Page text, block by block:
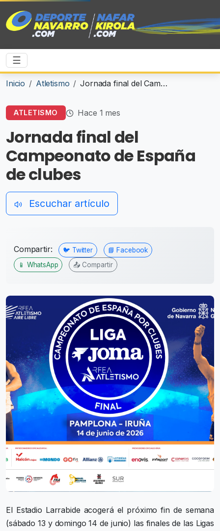
☰
Inicio Atletismo Jornada final del Campeonato de España de clubes
ATLETISMO Hace 1 mes
Jornada final del
Campeonato de España
de clubes
Escuchar artículo
Compartir: 🐦 Twitter
📘 Facebook
📱 WhatsApp
📤 Compartir
El Estadio Larrabide acogerá el próximo fin de semana
(sábado 13 y domingo 14 de junio) las finales de las Ligas